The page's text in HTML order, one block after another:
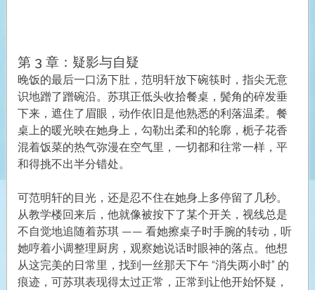
第 3 章：疑影与自疑
晚饭的最后一口汤下肚，范明轩放下碗筷时，指尖无意
识地蹭了蹭碗沿。苏琪正低头收拾餐桌，鬓角的碎发垂
下来，遮住了眉眼，动作依旧是他熟悉的利落温柔。餐
桌上的暖光映在她身上，勾勒出柔和的轮廓，栀子花香
混着饭菜的热气弥漫在空气里，一切都和往常一样，平
和得挑不出半分错处。
可范明轩的目光，还是忍不住在她身上多停留了几秒。
从教学楼回来后，他就像被按下了某个开关，视线总是
不自觉地追随着苏琪 —— 看她擦桌子时手腕的转动，听
她哼着小调整理厨房，观察她说话时眼神的落点。他想
从这完美的日常里，找到一丝那天下午 “消失两小时” 的
痕迹，可苏琪表现得太过正常，正常到让他开始怀疑，